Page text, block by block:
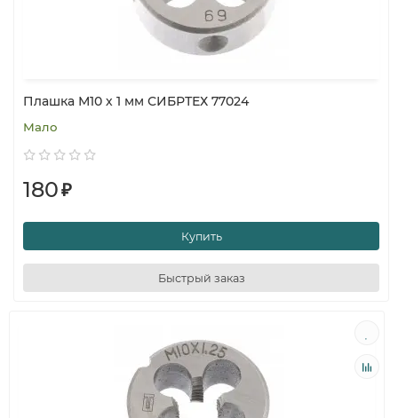
Плашка М10 х 1 мм СИБРТЕХ 77024
Мало
180₽
Купить
Быстрый заказ